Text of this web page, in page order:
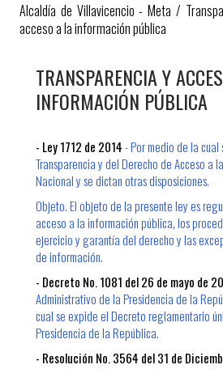
Alcaldía de Villavicencio - Meta /
acceso a la información pública
TRANSPARENCIA Y
INFORMACIÓN PÚBLICA
- Ley 1712 de 2014- Por medio de la
Transparencia y del Derecho de Acceso a
Nacional y se dictan otras disposiciones.
Objeto. El objeto de la presente ley es
acceso a la información pública, los
ejercicio y garantía del derecho y las
de información.
- Decreto No. 1081 del 26 de mayo de
Administrativo de la Presidencia de la
cual se expide el Decreto reglamentario
Presidencia de la República.
- Resolución No. 3564 del 31 de